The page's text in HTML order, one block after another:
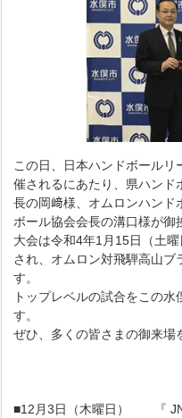
この日、日本ハンドボールリ
催されるにあたり、県ハンド
長の岡﨑様、オムロンハンド
ボール協会会長の溝口様が御
大会は令和4年1月15日（土
され、オムロン対飛騨高山ブ
す。
トップレベルの試合をこの
す。
ぜひ、多くの皆さまの御来場
■12月3日（木曜日） 『